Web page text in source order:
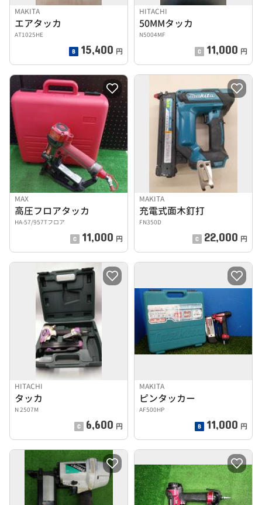
MAKITA
エアタッカ
AT1025HE
15,400 円
HITACHI
50MMタッカ
N5004MF
11,000 円
MAX
高圧フロアタッカ
HA-57/957Tフロア
11,000 円
MAKITA
充電式面木釘打
FN350D
22,000 円
HITACHI
タッカ
N 2507M
6,600 円
MAKITA
ピンタッカー
AF500HP
11,000 円